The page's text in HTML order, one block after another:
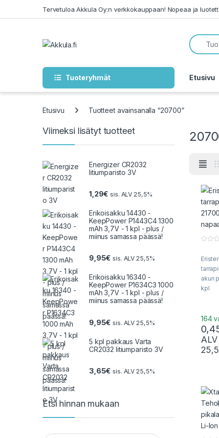
Tervetuloa Akkula Oy:n verkkokauppaan! Nopeaa ja
Tuoteryhmät Etusivu
Etusivu Tuotteet avainsanalla “20700”
u
o
fakun
kpl
164
ALV
Viimeksi lisätyt tuotteet
Energizer CR2032
litiumparisto 3V
1,29€ sis. ALV 25,5%
Erikoisakku 14430 -
KeepPower P1443C4 1300
mAh 3,7V - 1 kpl - plus /
miinus samassa päässä!
9,95€ sis. ALV 25,5%
Erikoisakku 16340 -
KeepPower P1634C3 1000
mAh 3,7V - 1 kpl - plus /
miinus samassa päässä!
9,95€ sis. ALV 25,5%
5 kpl pakkaus Varta
CR2032 litiumparisto 3V
3,65€ sis. ALV 25,5%
Etsi hinnan mukaan